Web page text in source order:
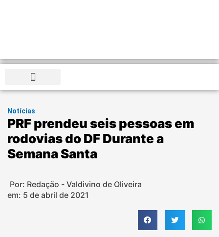
Notícias
PRF prendeu seis pessoas em
rodovias do DF Durante a
Semana Santa
Por: Redação - Valdivino de Oliveira
em: 5 de abril de 2021